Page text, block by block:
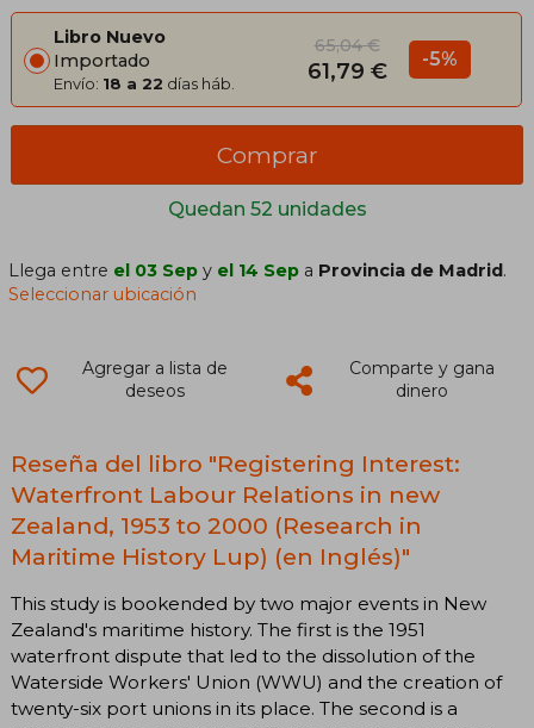
Libro Nuevo
Importado
Envío: 18 a 22 días háb.
65,04 €
61,79 € -5%
Quedan 52 unidades
Comprar
Llega entre el 03 Sep y el 14 Sep a Provincia de Madrid.
Seleccionar ubicación
Agregar a lista de
deseos
Comparte y gana
dinero
Reseña del libro "Registering Interest:
Waterfront Labour Relations in new
Zealand, 1953 to 2000 (Research in
Maritime History Lup) (en Inglés)"
This study is bookended by two major events in New
Zealand's maritime history. The first is the 1951
waterfront dispute that led to the dissolution of the
Waterside Workers' Union (WWU) and the creation of
twenty-six port unions in its place. The second is a